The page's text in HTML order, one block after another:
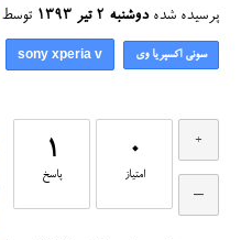
پرسیده شده دوشنبه ۲ تیر ۱۳۹۳ توسط
سونی اکسپریا وی sony xperia v
0
امتیاز
1
پاسخ